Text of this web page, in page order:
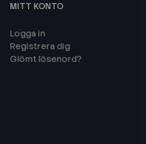
MITT KONTO
Logga in
Registrera dig
Glömt lösenord?